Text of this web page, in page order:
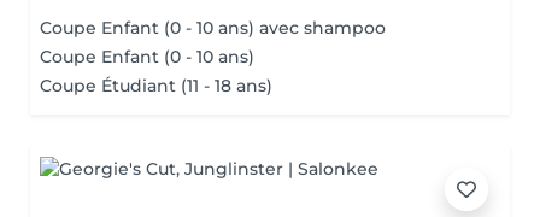
Coupe Enfant (0 - 10 ans) avec shampoo
Coupe Enfant (0 - 10 ans)
Coupe Étudiant (11 - 18 ans)